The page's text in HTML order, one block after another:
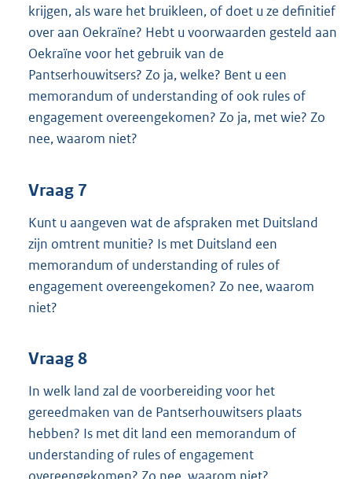
krijgen, als ware het bruikleen, of doet u ze definitief
over aan Oekraïne? Hebt u voorwaarden gesteld aan
Oekraïne voor het gebruik van de
Pantserhouwitsers? Zo ja, welke? Bent u een
memorandum of understanding of ook rules of
engagement overeengekomen? Zo ja, met wie? Zo
nee, waarom niet?
Vraag 7
Kunt u aangeven wat de afspraken met Duitsland
zijn omtrent munitie? Is met Duitsland een
memorandum of understanding of rules of
engagement overeengekomen? Zo nee, waarom
niet?
Vraag 8
In welk land zal de voorbereiding voor het
gereedmaken van de Pantserhouwitsers plaats
hebben? Is met dit land een memorandum of
understanding of rules of engagement